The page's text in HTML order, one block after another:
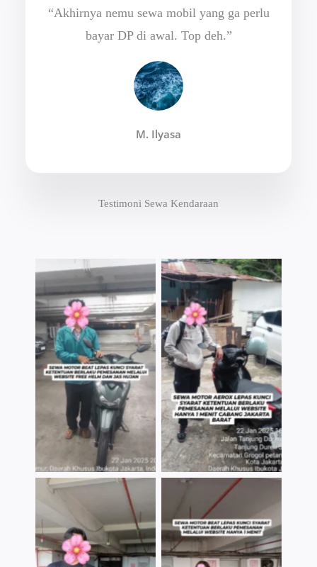
“Akhirnya nemu sewa mobil yang ga perlu
bayar DP di awal. Top deh.”
M. Ilyasa
Testimoni Sewa Kendaraan
TNo Caption TNo Caption